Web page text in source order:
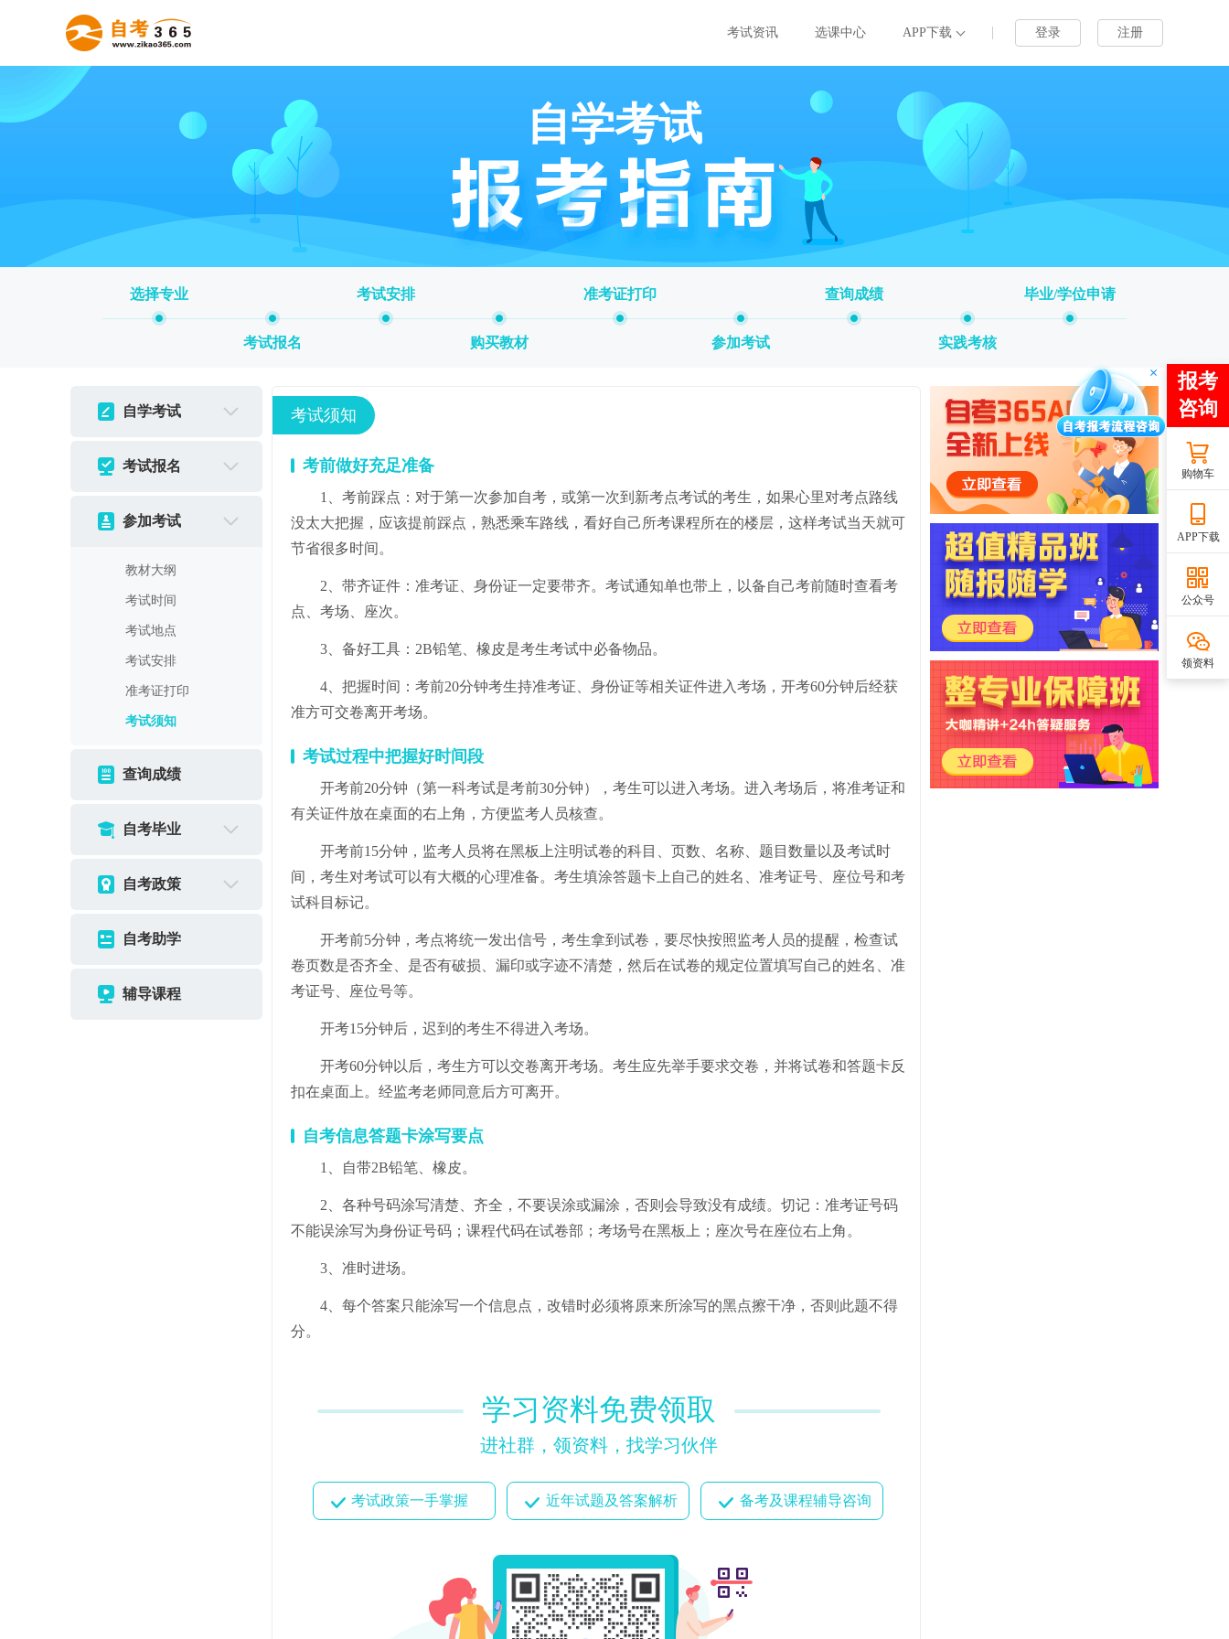
注册
登录
考试资讯 选课中心 APP下载
自学考试
选择专业
考试报名
考试安排
购买教材
准考证打印
参加考试
查询成绩
实践考核
毕业/学位申请
购物车
APP下载
公众号
领资料
自学考试
考试报名
参加考试
教材大纲
考试时间
考试地点
考试安排
准考证打印
考试须知
查询成绩
自考毕业
自考政策
自考助学
辅导课程
考试须知
考前做好充足准备
1、考前踩点：对于第一次参加自考，或第一次到新考点考试的考生，如果心里对考点路线
没太大把握，应该提前踩点，熟悉乘车路线，看好自己所考课程所在的楼层，这样考试当天就可
节省很多时间。
2、带齐证件：准考证、身份证一定要带齐。考试通知单也带上，以备自己考前随时查看考
点、考场、座次。
3、备好工具：2B铅笔、橡皮是考生考试中必备物品。
4、把握时间：考前20分钟考生持准考证、身份证等相关证件进入考场，开考60分钟后经获
准方可交卷离开考场。
考试过程中把握好时间段
开考前20分钟（第一科考试是考前30分钟），考生可以进入考场。进入考场后，将准考证和
有关证件放在桌面的右上角，方便监考人员核查。
开考前15分钟，监考人员将在黑板上注明试卷的科目、页数、名称、题目数量以及考试时
间，考生对考试可以有大概的心理准备。考生填涂答题卡上自己的姓名、准考证号、座位号和考
试科目标记。
开考前5分钟，考点将统一发出信号，考生拿到试卷，要尽快按照监考人员的提醒，检查试
卷页数是否齐全、是否有破损、漏印或字迹不清楚，然后在试卷的规定位置填写自己的姓名、准
考证号、座位号等。
开考15分钟后，迟到的考生不得进入考场。
开考60分钟以后，考生方可以交卷离开考场。考生应先举手要求交卷，并将试卷和答题卡反
扣在桌面上。经监考老师同意后方可离开。
自考信息答题卡涂写要点
1、自带2B铅笔、橡皮。
2、各种号码涂写清楚、齐全，不要误涂或漏涂，否则会导致没有成绩。切记：准考证号码
不能误涂写为身份证号码；课程代码在试卷部；考场号在黑板上；座次号在座位右上角。
3、准时进场。
4、每个答案只能涂写一个信息点，改错时必须将原来所涂写的黑点擦干净，否则此题不得
分。
学习资料免费领取
进社群，领资料，找学习伙伴
考试政策一手掌握 近年试题及答案解析 备考及课程辅导咨询